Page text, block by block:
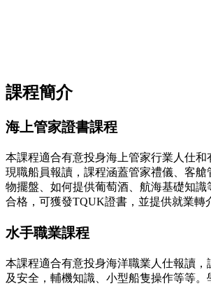
課程簡介
海上管家證書課程
本課程適合有意投身海上管家行業人仕和
現職船員報讀，課程涵蓋管家禮儀、客艙
物擺盤、如何提供葡萄酒、航海基礎知識
合格，可獲發TQUK證書，並提供就業轉
水手職業課程
本課程適合有意投身海洋職業人仕報讀，
及安全，輔機知識、小型船隻操作等等。